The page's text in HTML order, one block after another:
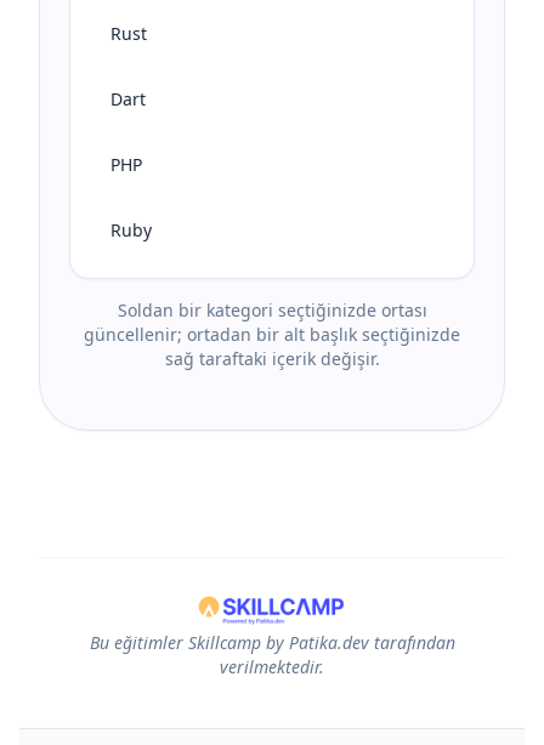
Rust
Dart
PHP
Ruby
Soldan bir kategori seçtiğinizde ortası
güncellenir; ortadan bir alt başlık seçtiğinizde
sağ taraftaki içerik değişir.
Bu eğitimler Skillcamp by Patika.dev tarafından
verilmektedir.